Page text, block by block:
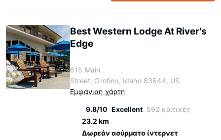
Best Western Lodge At River's
Edge
615 Main
Street, Orofino, Idaho 83544, US
Εμφάνιση χάρτη
9.8/10 Excellent 592 κριτικές
23.2 km
Δωρεάν ασύρματο ίντερνετ